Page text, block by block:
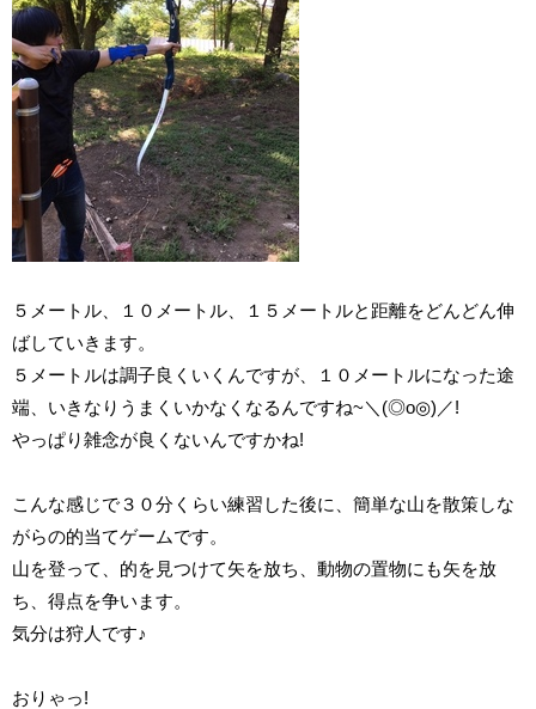
５メートル、１０メートル、１５メートルと距離をどんどん伸
ばしていきます。
５メートルは調子良くいくんですが、１０メートルになった途
端、いきなりうまくいかなくなるんですね~＼(◎o◎)／!
やっぱり雑念が良くないんですかね!
こんな感じで３０分くらい練習した後に、簡単な山を散策しな
がらの的当てゲームです。
山を登って、的を見つけて矢を放ち、動物の置物にも矢を放
ち、得点を争います。
気分は狩人です♪
おりゃっ!